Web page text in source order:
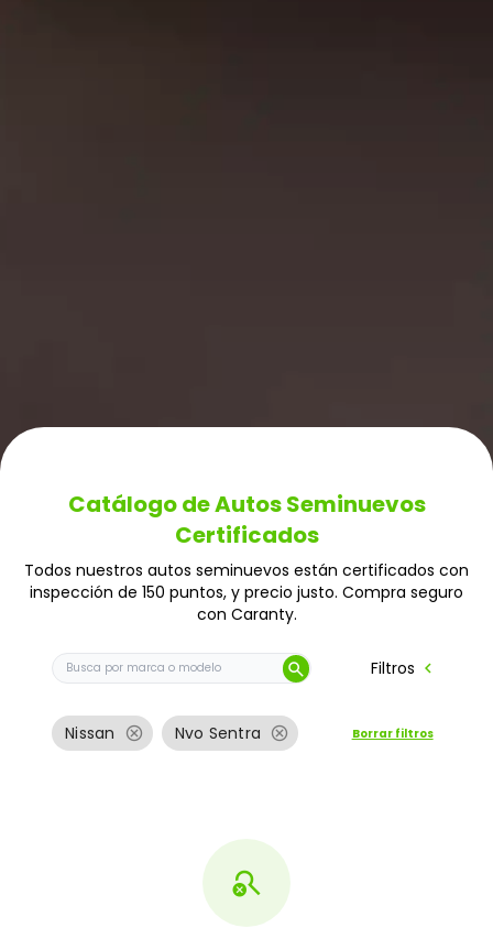
Catálogo de Autos Seminuevos
Certificados
Todos nuestros autos seminuevos están certificados con
inspección de 150 puntos, y precio justo. Compra seguro
con Caranty.
Buscar auto por marca o modelo
search Filtros chevron_left
Nissan cancel Nvo Sentra cancel Borrar filtros
search_off